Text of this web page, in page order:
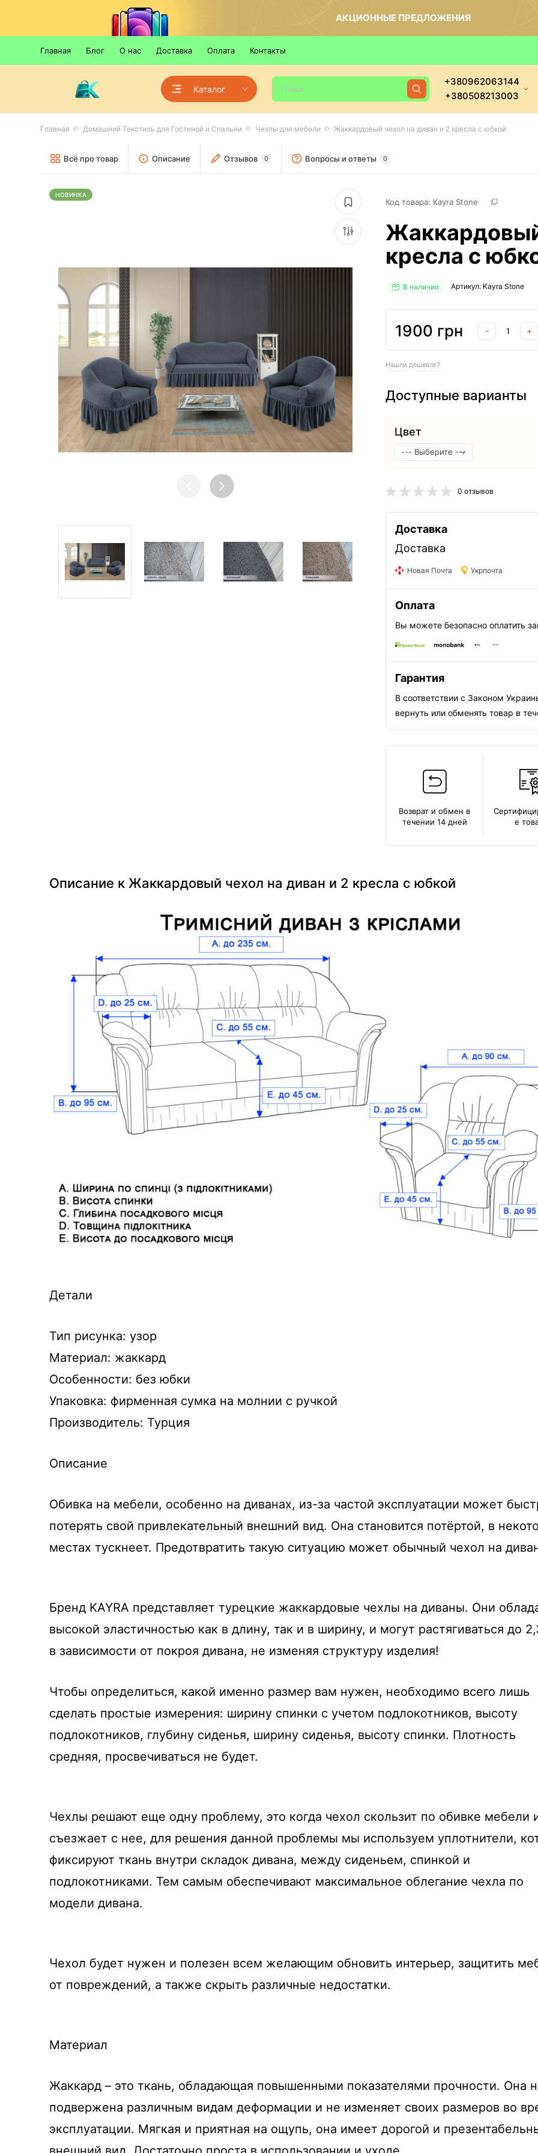
АКЦИОННЫЕ ПРЕДЛОЖЕНИЯ
Главная Блог О нас Доставка Оплата Контакты
Каталог
+380962063144
+380508213003
Главная Домашний Текстиль для Гостиной и Спальни Чехлы для мебели Жаккардовый чехол на диван и 2 кресла с юбкой
Всё про товар Описание Отзывов 0 Вопросы и ответы 0
НОВИНКА
Код товара: Kayra Stone
кресла с
В наличии Артикул: Kayra Stone
1900 грн - +
Нашли дешевле?
Доступные варианты
Цвет
0 отзывов
Доставка
Доставка
Новая Почта Укрпочта
Оплата
Вы можете безопасно оплатить
Гарантия
В соответствии с Законом
вернуть или обменять товар в
Возврат и обмен в
течении 14 дней
е
Описание к Жаккардовый чехол на диван и 2 кресла с юбкой
Детали
Тип рисунка: узор
Материал: жаккард
Особенности: без юбки
Упаковка: фирменная сумка на молнии с ручкой
Производитель: Турция
Описание
Обивка на мебели, особенно на диванах, из-за частой эксплуатации может
потерять свой привлекательный внешний вид. Она становится потёртой, в
местах тускнеет. Предотвратить такую ситуацию может обычный чехол на
Бренд KAYRA представляет турецкие жаккардовые чехлы на диваны. Они
высокой эластичностью как в длину, так и в ширину, и могут растягиваться до
в зависимости от покроя дивана, не изменяя структуру изделия!
Чтобы определиться, какой именно размер вам нужен, необходимо всего лишь
сделать простые измерения: ширину спинки с учетом подлокотников, высоту
подлокотников, глубину сиденья, ширину сиденья, высоту спинки. Плотность
средняя, просвечиваться не будет.
Чехлы решают еще одну проблему, это когда чехол скользит по обивке мебели
съезжает с нее, для решения данной проблемы мы используем уплотнители,
фиксируют ткань внутри складок дивана, между сиденьем, спинкой и
подлокотниками. Тем самым обеспечивают максимальное облегание чехла по
модели дивана.
Чехол будет нужен и полезен всем желающим обновить интерьер, защитить
от повреждений, а также скрыть различные недостатки.
Материал
Жаккард – это ткань, обладающая повышенными показателями прочности. Она
подвержена различным видам деформации и не изменяет своих размеров во
эксплуатации. Мягкая и приятная на ощупь, она имеет дорогой и